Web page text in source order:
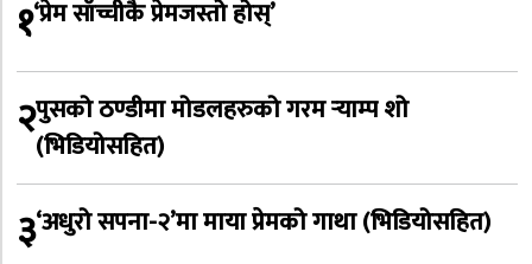
१‘प्रेम साँच्चीकै प्रेमजस्तो होस्’
२पुसको ठण्डीमा मोडलहरुको गरम र्‍याम्प शो
(भिडियोसहित)
३‘अधुरो सपना-२’मा माया प्रेमको गाथा (भिडियोसहित)